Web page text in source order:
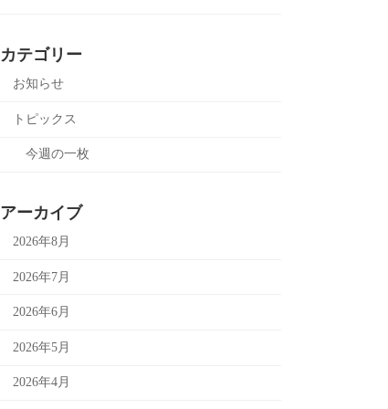
カテゴリー
お知らせ
トピックス
今週の一枚
アーカイブ
2026年8月
2026年7月
2026年6月
2026年5月
2026年4月